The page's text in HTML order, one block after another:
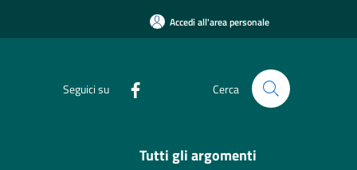
Accedi all'area personale
Seguici su Cerca
Tutti gli argomenti